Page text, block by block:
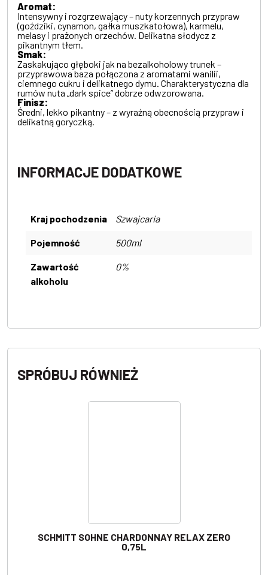
Aromat:
Intensywny i rozgrzewający – nuty korzennych przypraw
(goździki, cynamon, gałka muszkatołowa), karmelu,
melasy i prażonych orzechów. Delikatna słodycz z
pikantnym tłem.
Smak:
Zaskakująco głęboki jak na bezalkoholowy trunek –
przyprawowa baza połączona z aromatami wanilii,
ciemnego cukru i delikatnego dymu. Charakterystyczna dla
rumów nuta „dark spice” dobrze odwzorowana.
Finisz:
Średni, lekko pikantny – z wyraźną obecnością przypraw i
delikatną goryczką.
INFORMACJE DODATKOWE
Kraj pochodzenia Szwajcaria
Pojemność 500ml
Zawartość
alkoholu
0%
SPRÓBUJ RÓWNIEŻ
SCHMITT SOHNE CHARDONNAY RELAX ZERO
0,75L